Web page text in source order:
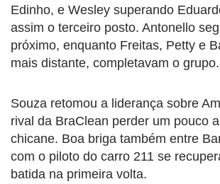
Edinho, e Wesley superando
assim o terceiro posto. Antonello
próximo, enquanto Freitas, Petty e
mais distante, completavam o grupo.
Souza retomou a liderança sobre
rival da BraClean perder um pouco
chicane. Boa briga também entre
com o piloto do carro 211 se
batida na primeira volta.